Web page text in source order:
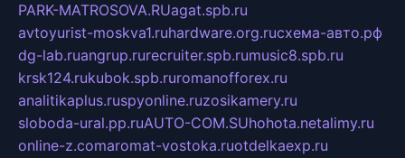
PARK-MATROSOVA.RUagat.spb.ru
avtoyurist-moskva1.ruhardware.org.ruсхема-авто.рф
dg-lab.ruangrup.rurecruiter.spb.rumusic8.spb.ru
krsk124.rukubok.spb.ruromanofforex.ru
analitikaplus.ruspyonline.ruzosikamery.ru
sloboda-ural.pp.ruAUTO-COM.SUhohota.netalimy.ru
online-z.comaromat-vostoka.ruotdelkaexp.ru